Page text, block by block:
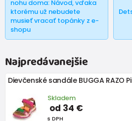
nohu doma: Návod, vďaka
ktorému už nebudete
musieť vracať topánky z e-
shopu
Najpredávanejšie
Dievčenské sandále BUGGA RAZO
Skladem
od 34 €
s DPH